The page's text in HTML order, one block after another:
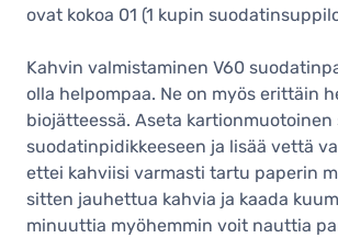
ovat kokoa 01 (1 kupin
Kahvin valmistaminen V60
olla helpompaa. Ne on myös erittäin
biojätteessä. Aseta
suodatinpidikkeeseen ja lisää vettä
ettei kahviisi varmasti tartu paperin
sitten jauhettua kahvia ja kaada
minuuttia myöhemmin voit nauttia